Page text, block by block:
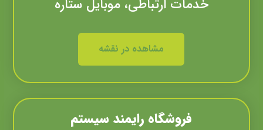
خدمات ارتباطی، موبایل ستاره
مشاهده در نقشه
فروشگاه رايمند سيستم